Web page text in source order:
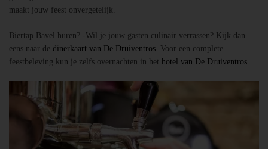
maakt jouw feest onvergetelijk.
Biertap Bavel huren? -Wil je jouw gasten culinair verrassen? Kijk dan
eens naar de dinerkaart van De Druiventros. Voor een complete
feestbeleving kun je zelfs overnachten in het hotel van De Druiventros.